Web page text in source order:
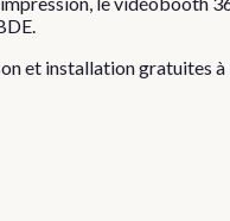
et installation gratuites à